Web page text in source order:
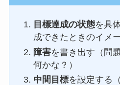
目標達成の状態を具
成できたときのイメー
障害を書き出す（問
何かな？）
中間目標を設定する